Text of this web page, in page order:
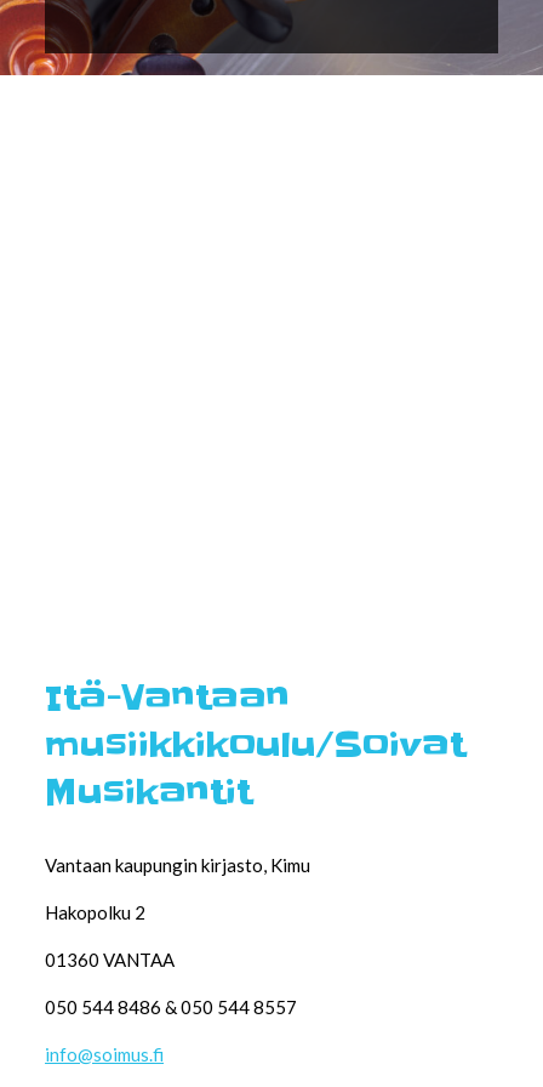
Itä-Vantaan
musiikkikoulu/Soivat
Musikantit
Vantaan kaupungin kirjasto, Kimu
Hakopolku 2
01360 VANTAA
050 544 8486 & 050 544 8557
info@soimus.fi